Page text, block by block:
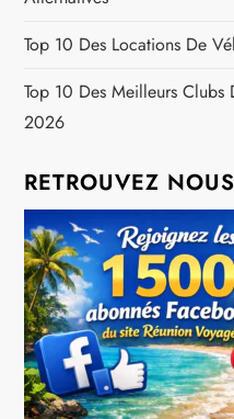
c
l
e
Top 10 Des Locations De
Top 10 Des Meilleurs
2026
RETROUVEZ